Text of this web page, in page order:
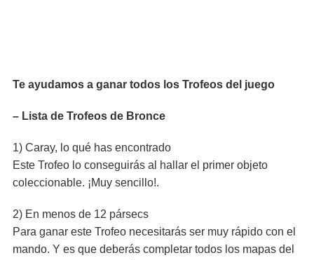
Te ayudamos a ganar todos los Trofeos del juego
– Lista de Trofeos de Bronce
1) Caray, lo qué has encontrado
Este Trofeo lo conseguirás al hallar el primer objeto
coleccionable. ¡Muy sencillo!.
2) En menos de 12 pársecs
Para ganar este Trofeo necesitarás ser muy rápido con el
mando. Y es que deberás completar todos los mapas del